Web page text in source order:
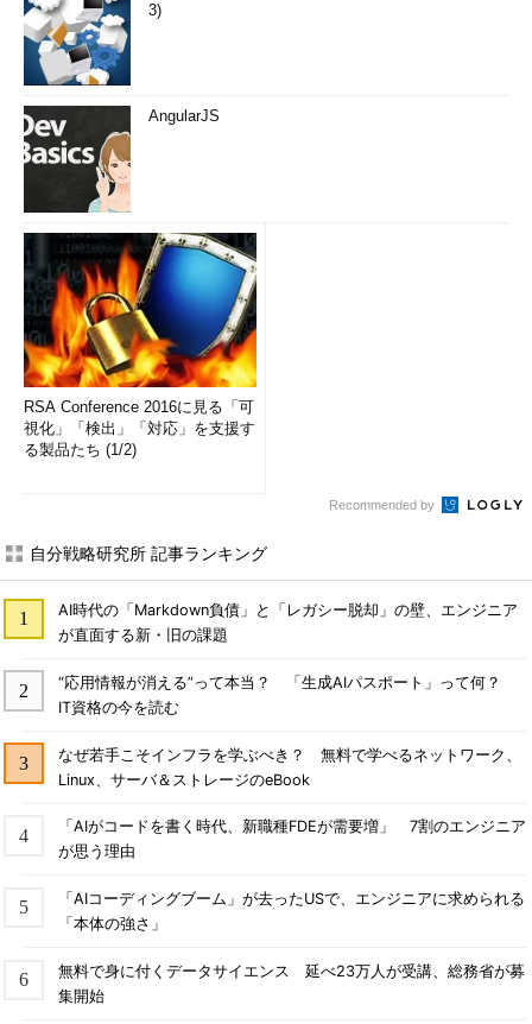
3)
AngularJS
RSA Conference 2016に見る「可
視化」「検出」「対応」を支援す
る製品たち (1/2)
Recommended by
自分戦略研究所 記事ランキング
AI時代の「Markdown負債」と「レガシー脱却」の壁、エンジニア
が直面する新・旧の課題
“応用情報が消える”って本当？ 「生成AIパスポート」って何？
IT資格の今を読む
なぜ若手こそインフラを学ぶべき？ 無料で学べるネットワーク、
Linux、サーバ＆ストレージのeBook
「AIがコードを書く時代、新職種FDEが需要増」 7割のエンジニア
が思う理由
「AIコーディングブーム」が去ったUSで、エンジニアに求められる
「本体の強さ」
無料で身に付くデータサイエンス 延べ23万人が受講、総務省が募
集開始